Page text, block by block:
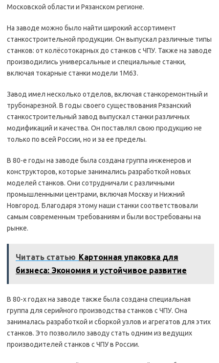
Московской области и Рязанском регионе.
На заводе можно было найти широкий ассортимент
станкостроительной продукции. Он выпускал различные типы
станков: от колёсотокарных до станков с ЧПУ. Также на заводе
производились универсальные и специальные станки,
включая токарные станки модели 1М63.
Завод имел несколько отделов, включая станкоремонтный и
трубонарезной. В годы своего существования Рязанский
станкостроительный завод выпускал станки различных
модификаций и качества. Он поставлял свою продукцию не
только по всей России, но и за ее пределы.
В 80-е годы на заводе была создана группа инженеров и
конструкторов, которые занимались разработкой новых
моделей станков. Они сотрудничали с различными
промышленными центрами, включая Москву и Нижний
Новгород. Благодаря этому наши станки соответствовали
самым современным требованиям и были востребованы на
рынке.
Читать статью Картонная упаковка для
бизнеса: Экономия и устойчивое развитие
В 80-х годах на заводе также была создана специальная
группа для серийного производства станков с ЧПУ. Она
занималась разработкой и сборкой узлов и агрегатов для этих
станков. Это позволило заводу стать одним из ведущих
производителей станков с ЧПУ в России.